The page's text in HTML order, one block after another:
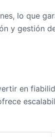
lo que
y gestión
en